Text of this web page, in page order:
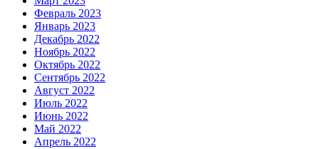
Февраль 2023
Январь 2023
Декабрь 2022
Ноябрь 2022
Октябрь 2022
Сентябрь 2022
Август 2022
Июль 2022
Июнь 2022
Май 2022
Апрель 2022